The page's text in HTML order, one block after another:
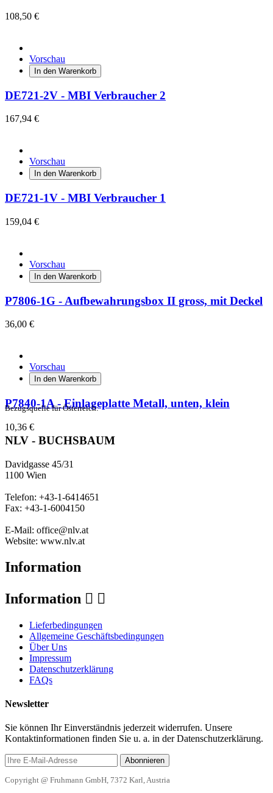
108,50 €
Vorschau
In den Warenkorb
DE721-2V - MBI Verbraucher 2
167,94 €
Vorschau
In den Warenkorb
DE721-1V - MBI Verbraucher 1
159,04 €
Vorschau
In den Warenkorb
P7806-1G - Aufbewahrungsbox II gross, mit Deckel
36,00 €
Vorschau
In den Warenkorb
P7840-1A - Einlageplatte Metall, unten, klein
10,36 €
Bezugsquelle für Österreich:
NLV - BUCHSBAUM
Davidgasse 45/31
1100 Wien
Telefon: +43-1-6414651
Fax: +43-1-6004150
E-Mail: office@nlv.at
Website: www.nlv.at
Information
Information  
Lieferbedingungen
Allgemeine Geschäftsbedingungen
Über Uns
Impressum
Datenschutzerklärung
FAQs
Newsletter
Sie können Ihr Einverständnis jederzeit widerrufen. Unsere
Kontaktinformationen finden Sie u. a. in der Datenschutzerklärung.
Abonnieren
Copyright @ Fruhmann GmbH, 7372 Karl, Austria